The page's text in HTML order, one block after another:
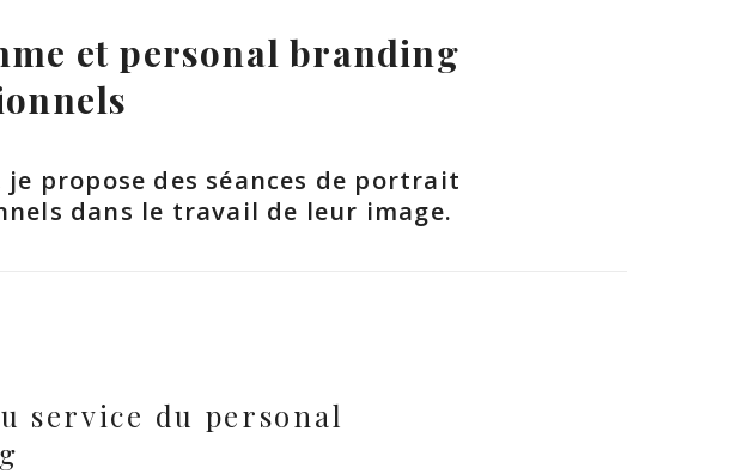
et personal branding
propose des séances de portrait
dans le travail de leur image.
service du personal